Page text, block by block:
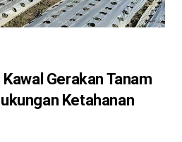
Gerakan Tanam
Ketahanan